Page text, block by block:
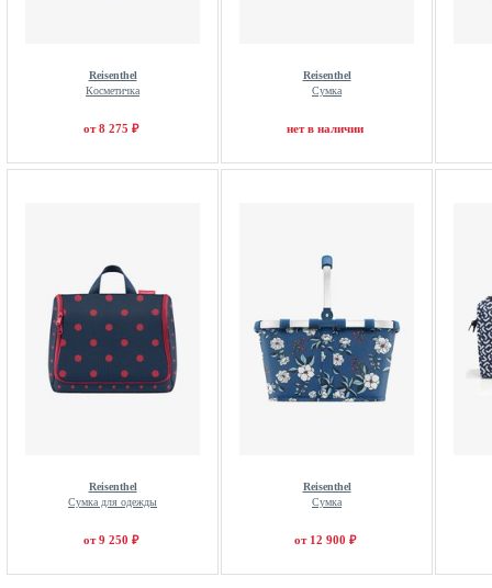
Reisenthel
Косметичка
от 8 275 ₽
Reisenthel
Сумка
нет в наличии
Reisenthel
Сумка для одежды
от 9 250 ₽
Reisenthel
Сумка
от 12 900 ₽